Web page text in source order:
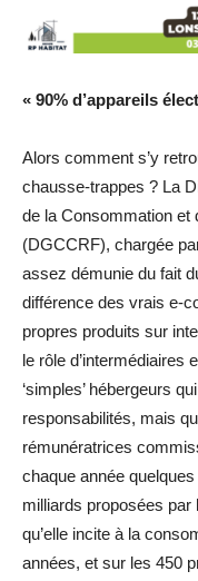
« 90% d’appareils
Alors comment s’y
chausse-trappes ? La
de la Consommation et
(DGCCRF), chargée
assez démunie du fait
différence des vrais e-
propres produits sur
le rôle d’intermédiaires
‘simples’ hébergeurs
responsabilités, mais
rémunératrices
chaque année
milliards proposées par
qu’elle incite à la
années, et sur les 450